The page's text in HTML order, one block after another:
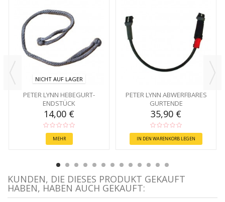
NICHT AUF LAGER
PETER LYNN HEBEGURT-
ENDSTÜCK
14,00 €
MEHR
PETER LYNN ABWERFBARES
GURTENDE
35,90 €
IN DEN WARENKORB LEGEN
KUNDEN, DIE DIESES PRODUKT GEKAUFT
HABEN, HABEN AUCH GEKAUFT: